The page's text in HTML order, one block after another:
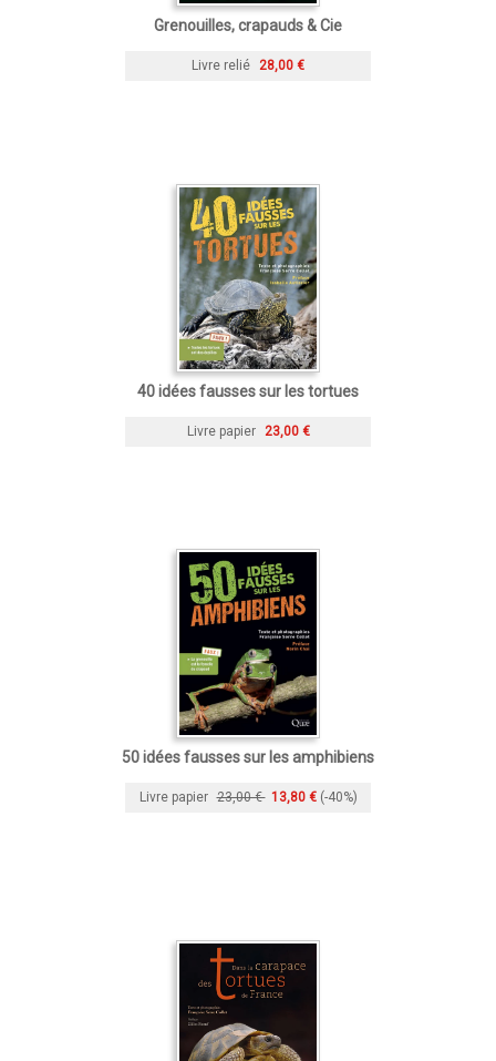
Grenouilles, crapauds & Cie
Livre relié 28,00 €
40 idées fausses sur les tortues
Livre papier 23,00 €
50 idées fausses sur les amphibiens
Livre papier 23,00 € 13,80 € (-40%)